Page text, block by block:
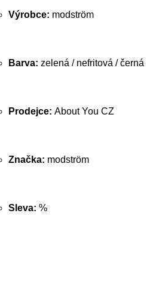
Výrobce: modström
Barva: zelená / nefritová / černá
Prodejce: About You CZ
Značka: modström
Sleva: %